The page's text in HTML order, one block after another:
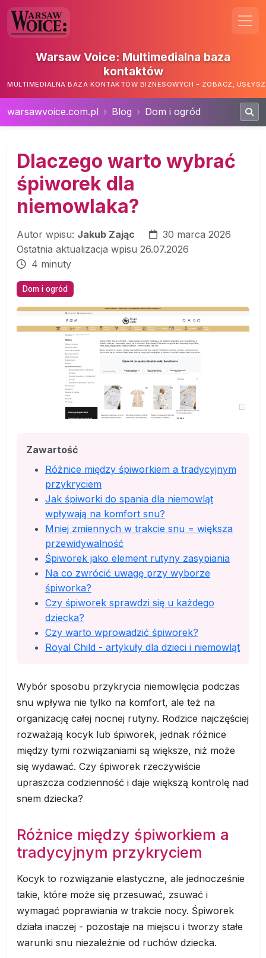
Warsaw Voice: Multimedialna baza
kontaktów
MULTIMEDIALNA BAZA KONTAKTÓW BIZNESOWYCH - ZOBACZ,
warsawvoice.com.pl Blog Dom i ogród
Dlaczego warto wybrać
śpiworek dla
niemowlaka?
Autor wpisu: Jakub Zając
30 marca 2026
Ostatnia aktualizacja wpisu 26.07.2026
4 minuty
Dom i ogród
Zawartość
Różnice między śpiworkiem a tradycyjnym
przykryciem
Jak śpiworki do spania dla niemowląt
wpływają na komfort snu?
Mniej zmiennych w trakcie snu = większa
przewidywalność
Śpiworek jako element rutyny zasypiania
Na co zwrócić uwagę przy wyborze
śpiworka?
Czy śpiworek sprawdzi się u każdego
dziecka?
Czy warto wprowadzić śpiworek?
Royal Child - artykuły dla dzieci i niemowląt
Wybór sposobu przykrycia niemowlęcia podczas
snu wpływa nie tylko na komfort, ale też na
organizację całej nocnej rutyny. Rodzice najczęściej
rozważają kocyk lub śpiworek, jednak różnice
między tymi rozwiązaniami są większe, niż może
się wydawać. Czy śpiworek rzeczywiście
upraszcza codzienność i daje większą kontrolę nad
snem dziecka?
Różnice między śpiworkiem a
tradycyjnym przykryciem
Kocyk to rozwiązanie elastyczne, ale jednocześnie
takie, które może się przesuwać, zsuwać i
wymagać poprawiania w trakcie nocy. Śpiworek
działa inaczej - pozostaje na miejscu i tworzy stałe
warunki snu niezależnie od ruchów dziecka.